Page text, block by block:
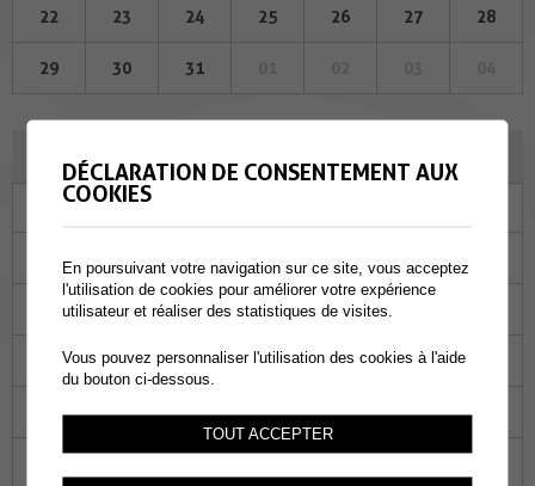
22 23 24 25 26 27 28
29 30 31
Ma
01 02
06 07 08 09
13 14 15 16 17
20 21 22 23 24
DÉCLARATION DE CONSENTEMENT AUX
COOKIES
En poursuivant votre navigation sur ce site, vous acceptez
l'utilisation de cookies pour améliorer votre expérience
utilisateur et réaliser des statistiques de visites.
Vous pouvez personnaliser l'utilisation des cookies à l'aide
du bouton ci-dessous.
TOUT ACCEPTER